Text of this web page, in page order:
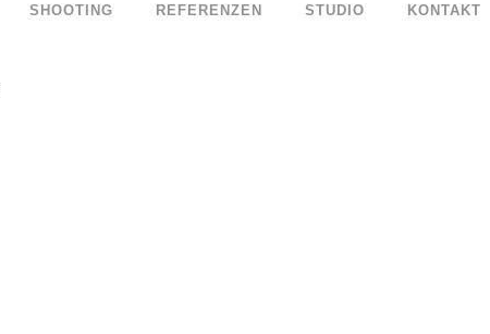
SHOOTING REFERENZEN STUDIO KONTAKT